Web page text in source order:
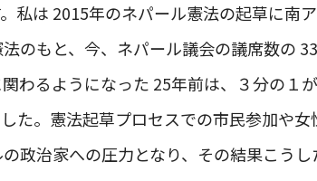
私は 2015年のネパール憲法の起草に南
のもと、今、ネパール議会の議席数の
関わるようになった 25年前は、３分の１
た。憲法起草プロセスでの市民参加や
政治家への圧力となり、その結果こう